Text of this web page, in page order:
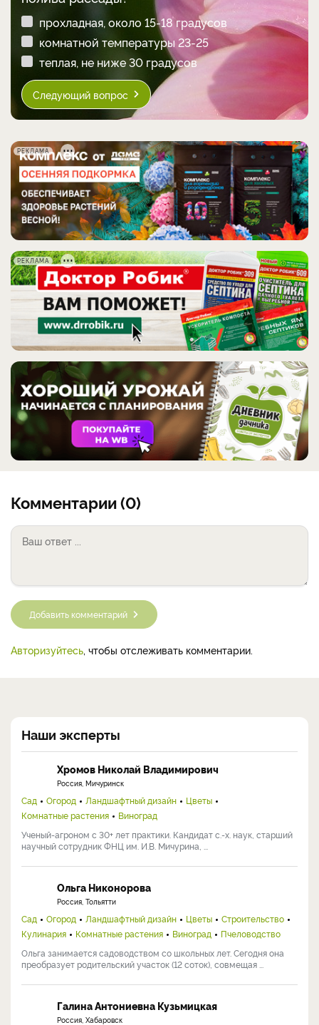
прохладная, около 15-18 градусов
комнатной температуры 23-25
теплая, не ниже 30 градусов
Следующий вопрос
РЕКЛАМА
РЕКЛАМА
Комментарии (0)
Добавить комментарий
Авторизуйтесь, чтобы отслеживать комментарии.
Наши эксперты
Хромов Николай Владимирович
Россия, Мичуринск
Сад Огород Ландшафтный дизайн
Цветы
Комнатные растения
Виноград
Ученый-агроном с 30+ лет практики. Кандидат с.-х. наук, старший
научный сотрудник ФНЦ им. И.В. Мичурина, ...
Ольга Никонорова
Россия, Тольятти
Сад Огород Ландшафтный дизайн Цветы
Строительство
Кулинария
Комнатные растения Виноград
Пчеловодство
Ольга занимается садоводством со школьных лет. Сегодня она
преобразует родительский участок (12 соток), совмещая ...
Галина Антониевна Кузьмицкая
Россия, Хабаровск